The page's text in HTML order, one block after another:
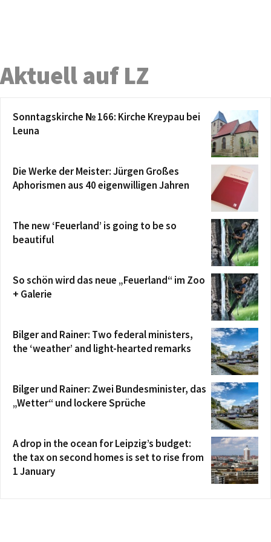
Aktuell auf LZ
Sonntagskirche № 166: Kirche Kreypau bei
Leuna
Die Werke der Meister: Jürgen Großes
Aphorismen aus 40 eigenwilligen Jahren
The new ‘Feuerland’ is going to be so
beautiful
So schön wird das neue „Feuerland“ im Zoo
+ Galerie
Bilger and Rainer: Two federal ministers,
the ‘weather’ and light-hearted remarks
Bilger und Rainer: Zwei Bundesminister, das
„Wetter“ und lockere Sprüche
A drop in the ocean for Leipzig’s budget:
the tax on second homes is set to rise from
1 January